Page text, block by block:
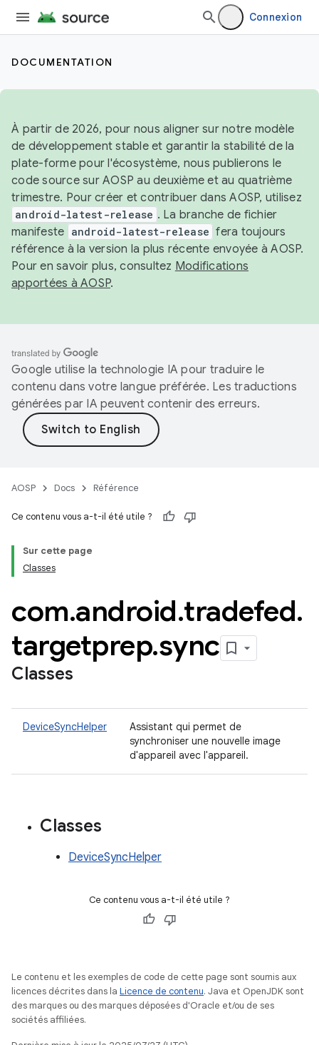
Connexion
DOCUMENTATION
À partir de 2026, pour nous aligner sur notre modèle
de développement stable et garantir la stabilité de la
plate-forme pour l'écosystème, nous publierons le
code source sur AOSP au deuxième et au quatrième
trimestre. Pour créer et contribuer dans AOSP, utilisez
android-latest-release . La branche de fichier
manifeste android-latest-release fera toujours
référence à la version la plus récente envoyée à AOSP.
Pour en savoir plus, consultez Modifications
apportées à AOSP.
Google utilise la technologie IA pour traduire le
contenu dans votre langue préférée. Les traductions
générées par IA peuvent contenir des erreurs.
AOSP Docs Référence
Ce contenu vous a-t-il été utile ?
Sur cette page
Classes
com.android.tradefed.
targetprep.sync
Classes
DeviceSyncHelper
Assistant qui permet de
synchroniser une nouvelle image
d'appareil avec l'appareil.
Classes
DeviceSyncHelper
Ce contenu vous a-t-il été utile ?
Le contenu et les exemples de code de cette page sont soumis aux
licences décrites dans la Licence de contenu. Java et OpenJDK sont
des marques ou des marques déposées d'Oracle et/ou de ses
sociétés affiliées.